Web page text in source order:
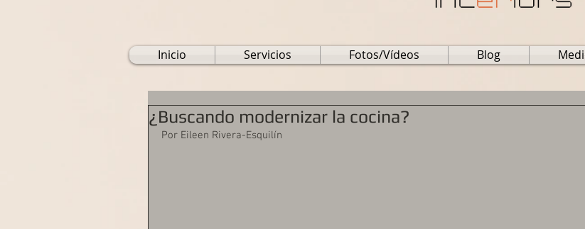
Inicio Servicios Fotos/Vídeos Blog
¿Buscando modernizar la cocina?
Por Eileen Rivera-Esquilín